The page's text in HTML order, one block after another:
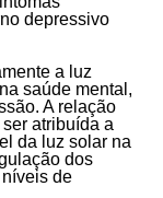
depressivo
a luz
saúde mental,
A relação
atribuída a
da luz solar na
dos
de